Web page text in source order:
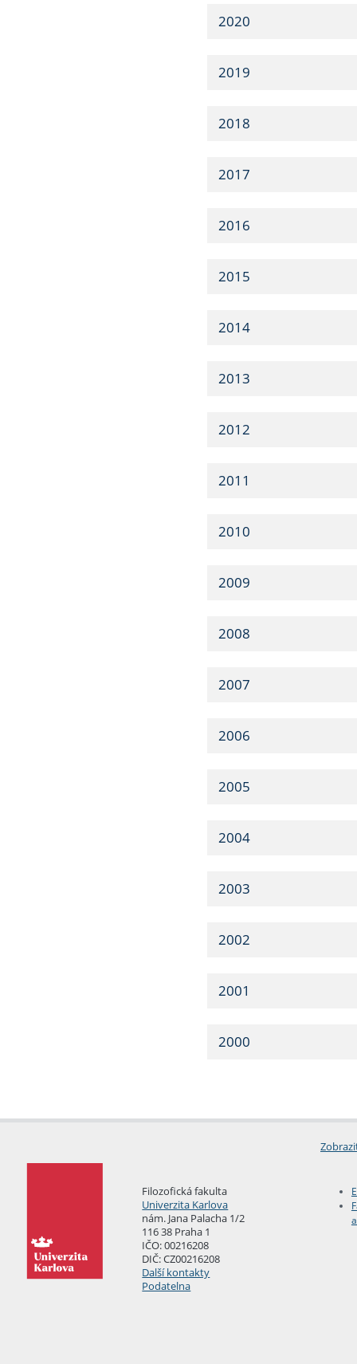
2020
2019
2018
2017
2016
2015
2014
2013
2012
2011
2010
2009
2008
2007
2006
2005
2004
2003
2002
2001
2000
Filozofická fakulta
Univerzita Karlova
nám. Jana Palacha 1/2
116 38 Praha 1
IČO: 00216208
DIČ: CZ00216208
Další kontakty
Podatelna